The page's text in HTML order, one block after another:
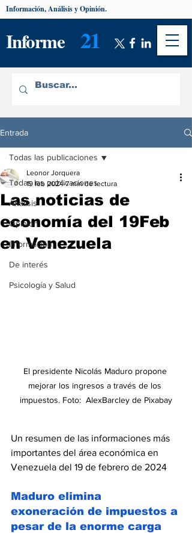
Informe 21
Información, Análisis y Opinión.
Entrada
Todas las publicaciones
Análisis
Opinión
Información
De interés
Psicología y Salud
Todas las publicaciones
Las noticias de
economía del 19Feb
en Venezuela
Leonor Jorquera
19 feb 2024 7 min de lectura
El presidente Nicolás Maduro propone
mejorar los ingresos a través de los
impuestos. Foto:  AlexBarcley de Pixabay
Un resumen de las informaciones más
importantes del área económica en
Venezuela del 19 de febrero de 2024
Maduro elimina
exoneración de impuestos a
pesar de la enorme carga